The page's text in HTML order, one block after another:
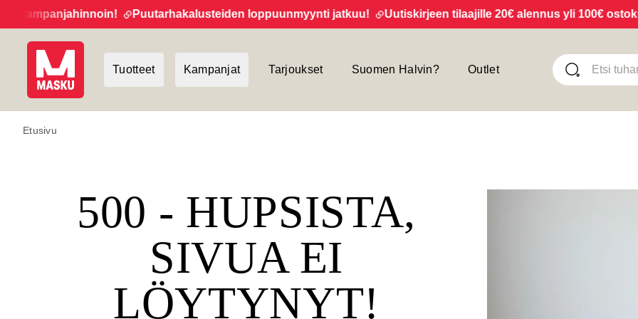
Puutarhakalusteiden loppuunmyynti jatkuu! Uutiskirjeen tilaajille 20€ alennus yli 100€
Tuotteet Kampanjat Tarjoukset Suomen Halvin? Outlet
Etusivu
500 - HUPSISTA,
SIVUA EI
LÖYTYNYT!